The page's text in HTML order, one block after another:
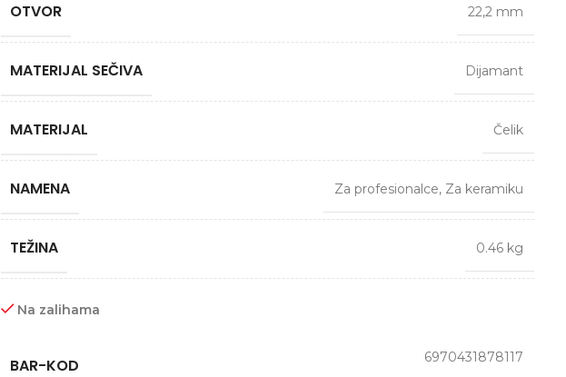
OTVOR 22,2 mm
MATERIJAL SEČIVA Dijamant
MATERIJAL Čelik
NAMENA Za profesionalce, Za keramiku
TEŽINA 0.46 kg
Na zalihama
BAR-KOD 6970431878117